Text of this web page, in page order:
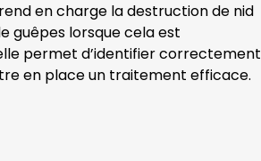
en charge la destruction de nid
guêpes lorsque cela est
permet d’identifier correctement
en place un traitement efficace.